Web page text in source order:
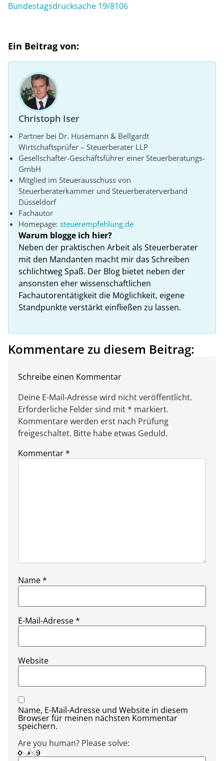
Bundestagsdrucksache 19/8106
Ein Beitrag von:
Christoph Iser
Partner bei Dr. Husemann & Bellgardt
Wirtschaftsprüfer – Steuerberater LLP
Gesellschafter-Geschäftsführer einer Steuerberatungs-
GmbH
Mitglied im Steuerausschuss von
Steuerberaterkammer und Steuerberaterverband
Düsseldorf
Fachautor
Homepage: steuerempfehlung.de
Warum blogge ich hier?
Neben der praktischen Arbeit als Steuerberater
mit den Mandanten macht mir das Schreiben
schlichtweg Spaß. Der Blog bietet neben der
ansonsten eher wissenschaftlichen
Fachautorentätigkeit die Möglichkeit, eigene
Standpunkte verstärkt einfließen zu lassen.
Kommentare zu diesem Beitrag:
Schreibe einen Kommentar
Deine E-Mail-Adresse wird nicht veröffentlicht.
Erforderliche Felder sind mit * markiert.
Kommentare werden erst nach Prüfung
freigeschaltet. Bitte habe etwas Geduld.
Kommentar*
Name*
E-Mail-Adresse*
Website
Name, E-Mail-Adresse und Website in diesem
Browser für meinen nächsten Kommentar
speichern.
Are you human? Please solve: